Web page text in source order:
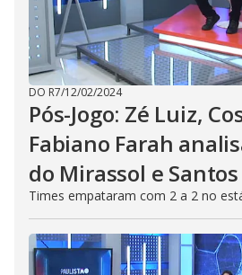
DO R7/12/02/2024
Pós-Jogo: Zé Luiz,
Fabiano Farah
do Mirassol e Santos
Times empataram com 2 a 2 no